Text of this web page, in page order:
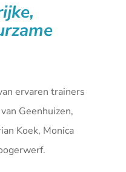
ervaren trainers
Geenhuizen,
Koek, Monica